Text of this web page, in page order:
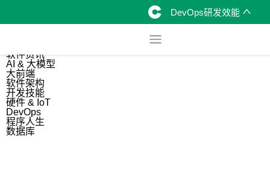
DevOps研发效能
软件资讯
AI & 大模型
大前端
软件架构
开发技能
硬件 & IoT
DevOps
程序人生
数据库